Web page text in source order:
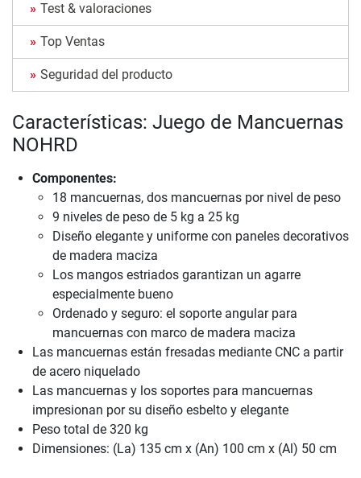
Test & valoraciones
Top Ventas
Seguridad del producto
Características: Juego de Mancuernas
NOHRD
Componentes:
18 mancuernas, dos mancuernas por nivel de peso
9 niveles de peso de 5 kg a 25 kg
Diseño elegante y uniforme con paneles decorativos
de madera maciza
Los mangos estriados garantizan un agarre
especialmente bueno
Ordenado y seguro: el soporte angular para
mancuernas con marco de madera maciza
Las mancuernas están fresadas mediante CNC a partir
de acero niquelado
Las mancuernas y los soportes para mancuernas
impresionan por su diseño esbelto y elegante
Peso total de 320 kg
Dimensiones: (La) 135 cm x (An) 100 cm x (Al) 50 cm